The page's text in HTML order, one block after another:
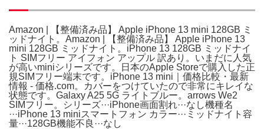
Amazon | 【整備済み品】 Apple iPhone 13 mini 128GB ミ
ッドナイト。Amazon | 【整備済み品】 Apple iPhone 13
mini 128GB ミッドナイト。iPhone 13 128GB ミッドナイ
ト SIMフリー アイフォン アップル 訳あり。いまだに人気
が高いminiシリーズです。日本のApple Storeで購入した正
規SIMフリー端末です。iPhone 13 mini｜価格比較・最新
情報 - 価格.com。カバーをつけていたので非常にキレイな
状態です。Galaxy A25 5G ライトブルー。arrows We2
SIMフリー。シリーズ···iPhone画面割れ···なし機種名
···iPhone 13 miniスマートフォン カラー···ミッドナイト容
量···128GB機能不良···なし